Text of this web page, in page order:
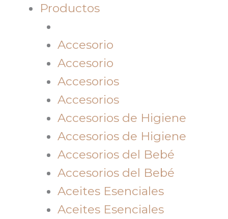
Productos
Accesorio
Accesorio
Accesorios
Accesorios
Accesorios de Higiene
Accesorios de Higiene
Accesorios del Bebé
Accesorios del Bebé
Aceites Esenciales
Aceites Esenciales